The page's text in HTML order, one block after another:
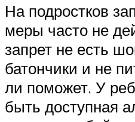
На подростков
меры часто не
запрет не есть
батончики и не
ли поможет. У
быть доступная